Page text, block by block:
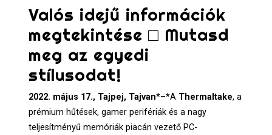
Valós idejű információk
megtekintése □ Mutasd
meg az egyedi
stílusodat!
2022. május 17., Tajpej, Tajvan*–*A Thermaltake, a
prémium hűtések, gamer perifériák és a nagy
teljesítményű memóriák piacán vezető PC-